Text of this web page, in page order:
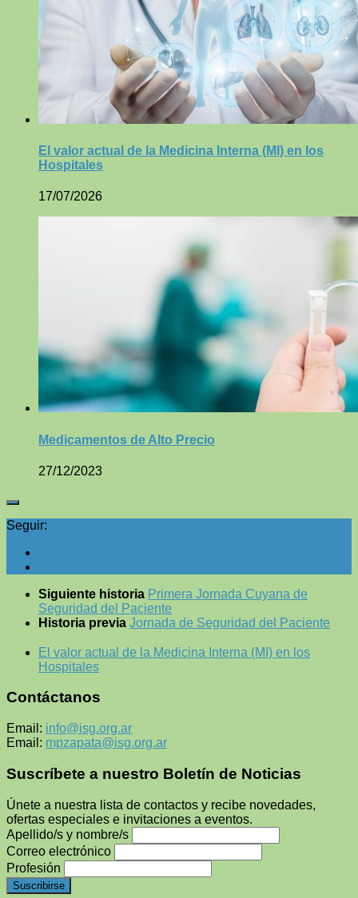
El valor actual de la Medicina Interna (MI) en los
Hospitales
17/07/2026
Medicamentos de Alto Precio
27/12/2023
Seguir:
Siguiente historia Primera Jornada Cuyana de
Seguridad del Paciente
Historia previa Jornada de Seguridad del Paciente
El valor actual de la Medicina Interna (MI) en los
Hospitales
Contáctanos
Email: info@isg.org.ar
Email: mpzapata@isg.org.ar
Suscríbete a nuestro Boletín de Noticias
Únete a nuestra lista de contactos y recibe novedades,
ofertas especiales e invitaciones a eventos.
Apellido/s y nombre/s
Correo electrónico
Profesión